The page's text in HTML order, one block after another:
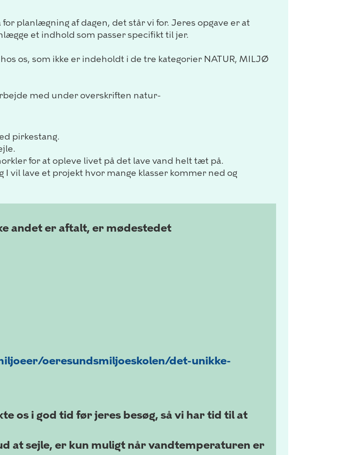
planlægning af dagen, det står vi for. Jeres opgave er at
et indhold som passer specifikt til jer.
os, som ikke er indeholdt i de tre kategorier NATUR, MILJØ
med under overskriften natur-
pirkestang.
for at opleve livet på det lave vand helt tæt på.
vil lave et projekt hvor mange klasser kommer ned og
andet er aftalt, er mødestedet
oeresundsmiljoeskolen/det-unikke-
os i god tid før jeres besøg, så vi har tid til at
at sejle, er kun muligt når vandtemperaturen er